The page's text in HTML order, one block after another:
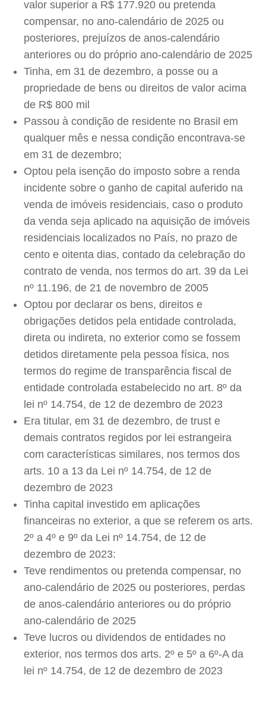
valor superior a R$ 177.920 ou pretenda
compensar, no ano-calendário de 2025 ou
posteriores, prejuízos de anos-calendário
anteriores ou do próprio ano-calendário de 2025
Tinha, em 31 de dezembro, a posse ou a
propriedade de bens ou direitos de valor acima
de R$ 800 mil
Passou à condição de residente no Brasil em
qualquer mês e nessa condição encontrava-se
em 31 de dezembro;
Optou pela isenção do imposto sobre a renda
incidente sobre o ganho de capital auferido na
venda de imóveis residenciais, caso o produto
da venda seja aplicado na aquisição de imóveis
residenciais localizados no País, no prazo de
cento e oitenta dias, contado da celebração do
contrato de venda, nos termos do art. 39 da Lei
nº 11.196, de 21 de novembro de 2005
Optou por declarar os bens, direitos e
obrigações detidos pela entidade controlada,
direta ou indireta, no exterior como se fossem
detidos diretamente pela pessoa física, nos
termos do regime de transparência fiscal de
entidade controlada estabelecido no art. 8º da
lei nº 14.754, de 12 de dezembro de 2023
Era titular, em 31 de dezembro, de trust e
demais contratos regidos por lei estrangeira
com características similares, nos termos dos
arts. 10 a 13 da Lei nº 14.754, de 12 de
dezembro de 2023
Tinha capital investido em aplicações
financeiras no exterior, a que se referem os arts.
2º a 4º e 9º da Lei nº 14.754, de 12 de
dezembro de 2023:
Teve rendimentos ou pretenda compensar, no
ano-calendário de 2025 ou posteriores, perdas
de anos-calendário anteriores ou do próprio
ano-calendário de 2025
Teve lucros ou dividendos de entidades no
exterior, nos termos dos arts. 2º e 5º a 6º-A da
lei nº 14.754, de 12 de dezembro de 2023